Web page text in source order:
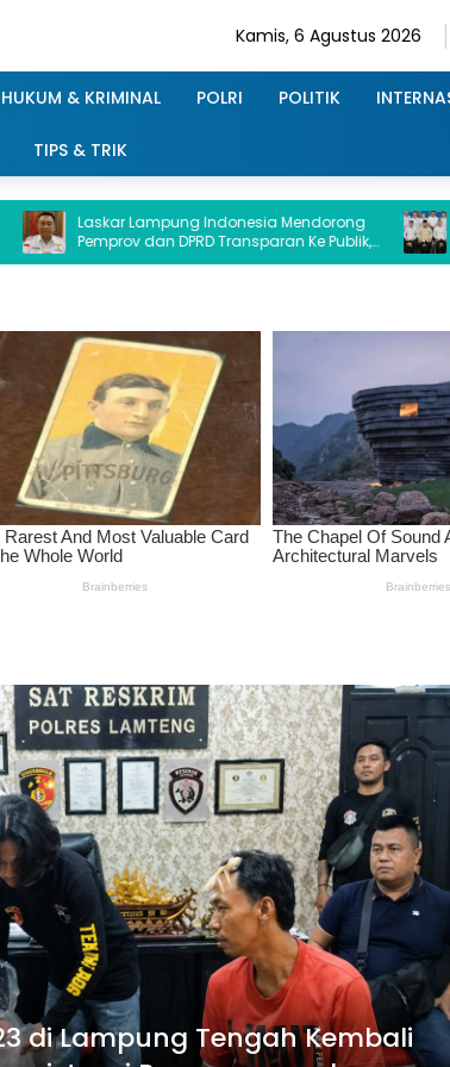
Kamis, 6 Agustus 2026
HUKUM & KRIMINAL POLRI POLITIK
TIPS & TRIK
Lampung Indonesia Mendorong
Pemprov dan DPRD Transparan Ke Publik,
Dana Hibah Ke Kejati Lampung
Kadin
Presiden
Ekonomi
di Lampung Tengah Kembali